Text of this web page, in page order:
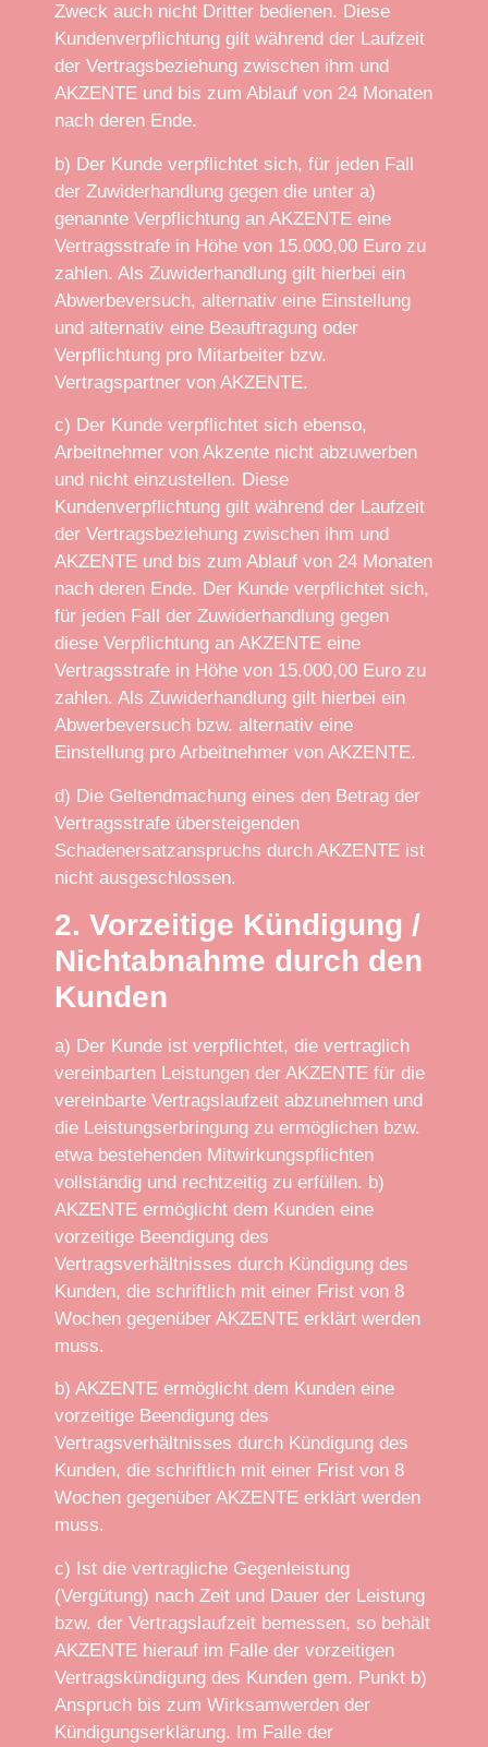
Zweck auch nicht Dritter bedienen. Diese
Kundenverpflichtung gilt während der Laufzeit
der Vertragsbeziehung zwischen ihm und
AKZENTE und bis zum Ablauf von 24 Monaten
nach deren Ende.
b) Der Kunde verpflichtet sich, für jeden Fall
der Zuwiderhandlung gegen die unter a)
genannte Verpflichtung an AKZENTE eine
Vertragsstrafe in Höhe von 15.000,00 Euro zu
zahlen. Als Zuwiderhandlung gilt hierbei ein
Abwerbeversuch, alternativ eine Einstellung
und alternativ eine Beauftragung oder
Verpflichtung pro Mitarbeiter bzw.
Vertragspartner von AKZENTE.
c) Der Kunde verpflichtet sich ebenso,
Arbeitnehmer von Akzente nicht abzuwerben
und nicht einzustellen. Diese
Kundenverpflichtung gilt während der Laufzeit
der Vertragsbeziehung zwischen ihm und
AKZENTE und bis zum Ablauf von 24 Monaten
nach deren Ende. Der Kunde verpflichtet sich,
für jeden Fall der Zuwiderhandlung gegen
diese Verpflichtung an AKZENTE eine
Vertragsstrafe in Höhe von 15.000,00 Euro zu
zahlen. Als Zuwiderhandlung gilt hierbei ein
Abwerbeversuch bzw. alternativ eine
Einstellung pro Arbeitnehmer von AKZENTE.
d) Die Geltendmachung eines den Betrag der
Vertragsstrafe übersteigenden
Schadenersatzanspruchs durch AKZENTE ist
nicht ausgeschlossen.
2. Vorzeitige Kündigung /
Nichtabnahme durch den
Kunden
a) Der Kunde ist verpflichtet, die vertraglich
vereinbarten Leistungen der AKZENTE für die
vereinbarte Vertragslaufzeit abzunehmen und
die Leistungserbringung zu ermöglichen bzw.
etwa bestehenden Mitwirkungspflichten
vollständig und rechtzeitig zu erfüllen. b)
AKZENTE ermöglicht dem Kunden eine
vorzeitige Beendigung des
Vertragsverhältnisses durch Kündigung des
Kunden, die schriftlich mit einer Frist von 8
Wochen gegenüber AKZENTE erklärt werden
muss.
b) AKZENTE ermöglicht dem Kunden eine
vorzeitige Beendigung des
Vertragsverhältnisses durch Kündigung des
Kunden, die schriftlich mit einer Frist von 8
Wochen gegenüber AKZENTE erklärt werden
muss.
c) Ist die vertragliche Gegenleistung
(Vergütung) nach Zeit und Dauer der Leistung
bzw. der Vertragslaufzeit bemessen, so behält
AKZENTE hierauf im Falle der vorzeitigen
Vertragskündigung des Kunden gem. Punkt b)
Anspruch bis zum Wirksamwerden der
Kündigungserklärung. Im Falle der